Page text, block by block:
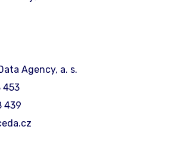
Agency, a. s.
453
439